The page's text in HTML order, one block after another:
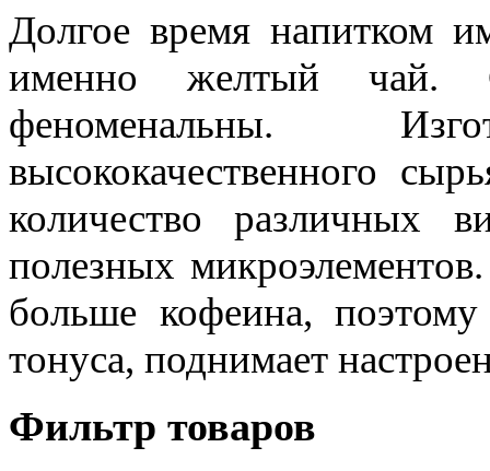
Долгое время напитком
именно желтый чай.
феноменальны.
высококачественного
количество различных
полезных
больше кофеина,
тонуса, поднимает
Фильтр товаров